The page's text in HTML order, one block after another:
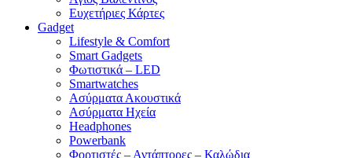
Ευχετήριες Κάρτες
Gadget
Lifestyle & Comfort
Smart Gadgets
Φωτιστικά – LED
Smartwatches
Ασύρματα Ακουστικά
Ασύρματα Ηχεία
Headphones
Powerbank
Φορτιστές – Αντάπτορες – Καλώδια